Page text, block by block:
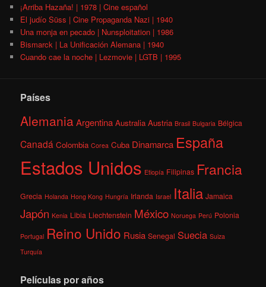
¡Arriba Hazaña! | 1978 | Cine español
El judío Süss | Cine Propaganda Nazi | 1940
Una monja en pecado | Nunsploitation | 1986
Bismarck | La Unificación Alemana | 1940
Cuando cae la noche | Lezmovie | LGTB | 1995
Países
AlemaniaArgentina Australia Austria Brasil Bulgaria Bélgica
Canadá Colombia Corea Cuba Dinamarca España
Estados Unidos Etiopía Filipinas Francia
Grecia Holanda Hong Kong Hungría Irlanda Israel Italia Jamaica
Japón Kenia Libia Liechtenstein México Noruega Perú Polonia
Portugal Reino Unido Rusia Senegal Suecia Suiza
Turquía
Películas por años